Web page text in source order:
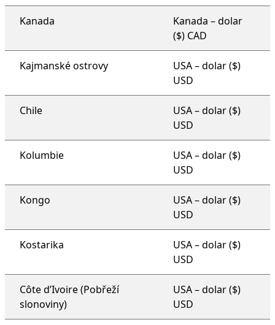
Kanada
Kanada – dolar
($) CAD
Kajmanské ostrovy
USA – dolar ($)
USD
Chile
USA – dolar ($)
USD
Kolumbie
USA – dolar ($)
USD
Kongo
USA – dolar ($)
USD
Kostarika
USA – dolar ($)
USD
Côte d’Ivoire (Pobřeží
slonoviny)
USA – dolar ($)
USD